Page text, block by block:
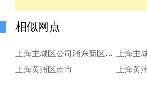
相似网点
上海主城区公司浦东新区川沙西服务部
上海黄浦区南市
上海黄